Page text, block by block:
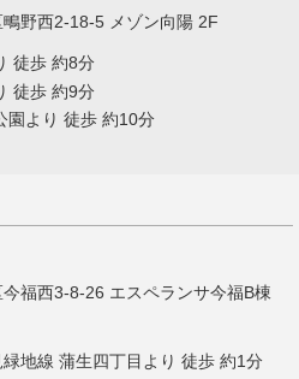
野西2-18-5 メゾン向陽 2F
徒歩 約8分
徒歩 約9分
園より 徒歩 約10分
福西3-8-26 エスペランサ今福B棟
地線 蒲生四丁目より 徒歩 約1分